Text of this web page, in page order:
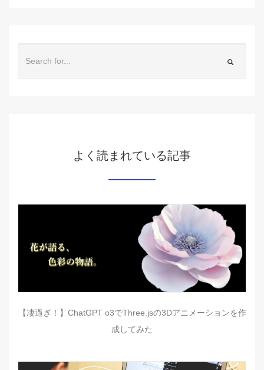
よく読まれている記事
【凄過ぎ！】ChatGPT o3でThree.jsの3Dアニメーションを作
成してみた